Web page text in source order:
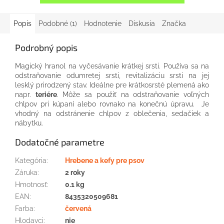
Popis Podobné (1) Hodnotenie Diskusia Značka
Podrobný popis
Magický hranol na vyčesávanie krátkej srsti. Používa sa na
odstraňovanie odumretej srsti, revitalizáciu srsti na jej
lesklý prirodzený stav. Ideálne pre krátkosrsté plemená ako
napr. teriére. Môže sa použiť na odstraňovanie voľných
chlpov pri kúpaní alebo rovnako na konečnú úpravu. Je
vhodný na odstránenie chlpov z oblečenia, sedačiek a
nábytku.
Dodatočné parametre
Kategória:
Hrebene a kefy pre psov
Záruka:
2 roky
Hmotnosť:
0.1 kg
EAN:
8435320509681
Farba:
červená
Hlodavci:
nie